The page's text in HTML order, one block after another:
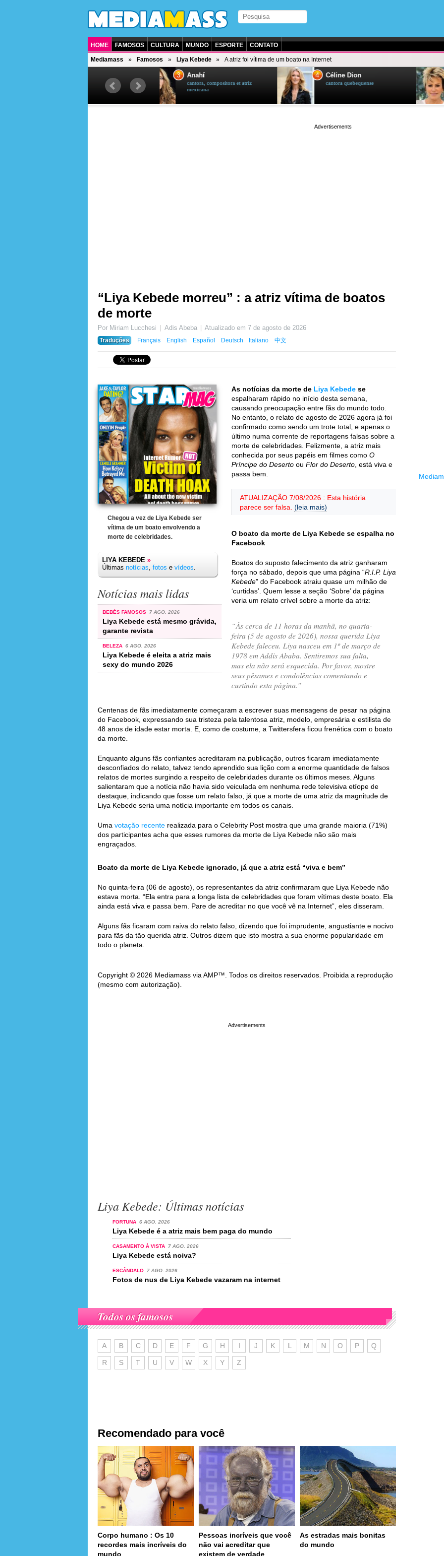
HOME FAMOSOS CULTURA MUNDO ESPORTE CONTATO
Mediamass Famosos Liya Kebede A atriz foi vítima de um boato na Internet
cantora, compositora et atriz
4
cantora quebequense
5 Ana Maria Braga
apresentadora de televisão et
“Liya Kebede morreu” : a atriz vítima de boatos
de morte
Por Miriam Lucchesi Adis Abeba Atualizado em 7 de agosto de 2026
Traduções
Français English Español Deutsch Italiano 中文
Chegou a vez de Liya Kebede ser
vítima de um boato envolvendo a
morte de celebridades.
LIYA KEBEDE »
Últimas notícias, fotos e vídeos.
Notícias mais lidas
BEBÉS FAMOSOS 7 AGO. 2026
Liya Kebede está mesmo grávida,
garante revista
BELEZA 6 AGO. 2026
Liya Kebede é eleita a atriz mais
sexy do mundo 2026
As notícias da morte de Liya Kebede se
espalharam rápido no início desta semana,
causando preocupação entre fãs do mundo todo.
No entanto, o relato de agosto de 2026 agora já foi
confirmado como sendo um trote total, e apenas o
último numa corrente de reportagens falsas sobre a
morte de celebridades. Felizmente, a atriz mais
conhecida por seus papéis em filmes como O
Príncipe do Deserto ou Flor do Deserto , está viva e
passa bem.
ATUALIZAÇÃO 7/08/2026 : Esta história
parece ser falsa. (leia mais)
O boato da morte de Liya Kebede se espalha no
Facebook
Boatos do suposto falecimento da atriz ganharam
força no sábado, depois que uma página “R.I.P. Liya
Kebede” do Facebook atraiu quase um milhão de
‘curtidas’. Quem lesse a seção ‘Sobre’ da página
veria um relato crível sobre a morte da atriz:
“Às cerca de 11 horas da manhã, no quarta-
feira (5 de agosto de 2026), nossa querida Liya
Kebede faleceu. Liya nasceu em 1º de março de
1978 em Addis Ababa. Sentiremos sua falta,
mas ela não será esquecida. Por favor, mostre
seus pêsames e condolências comentando e
curtindo esta página.”
Centenas de fãs imediatamente começaram a escrever suas mensagens de pesar na página
do Facebook, expressando sua tristeza pela talentosa atriz, modelo, empresária e estilista de
48 anos de idade estar morta. E, como de costume, a Twittersfera ficou frenética com o boato
da morte.
Enquanto alguns fãs confiantes acreditaram na publicação, outros ficaram imediatamente
desconfiados do relato, talvez tendo aprendido sua lição com a enorme quantidade de falsos
relatos de mortes surgindo a respeito de celebridades durante os últimos meses. Alguns
salientaram que a notícia não havia sido veiculada em nenhuma rede televisiva etíope de
destaque, indicando que fosse um relato falso, já que a morte de uma atriz da magnitude de
Liya Kebede seria uma notícia importante em todos os canais.
Uma votação recente realizada para o Celebrity Post mostra que uma grande maioria (71%)
dos participantes acha que esses rumores da morte de Liya Kebede não são mais
engraçados.
Boato da morte de Liya Kebede ignorado, já que a atriz está “viva e bem”
No quinta-feira (06 de agosto), os representantes da atriz confirmaram que Liya Kebede não
estava morta. “Ela entra para a longa lista de celebridades que foram vítimas deste boato. Ela
ainda está viva e passa bem. Pare de acreditar no que você vê na Internet”, eles disseram.
Alguns fãs ficaram com raiva do relato falso, dizendo que foi imprudente, angustiante e nocivo
para fãs da tão querida atriz. Outros dizem que isto mostra a sua enorme popularidade em
todo o planeta.
Copyright © 2026 Mediamass via AMP™. Todos os direitos reservados. Proibida a reprodução
(mesmo com autorização).
Liya Kebede: Últimas notícias
FORTUNA 6 AGO. 2026
Liya Kebede é a atriz mais bem paga do mundo
CASAMENTO À VISTA 7 AGO. 2026
Liya Kebede está noiva?
ESCÂNDALO 7 AGO. 2026
Fotos de nus de Liya Kebede vazaram na internet
Todos os famosos
A B C D E F G H I J K L M N O P Q
R S T U V W X Y Z
Recomendado para você
Corpo humano : Os 10
recordes mais incríveis do
mundo
Pessoas incríveis que você
não vai acreditar que
existem de verdade
As estradas mais bonitas
do mundo